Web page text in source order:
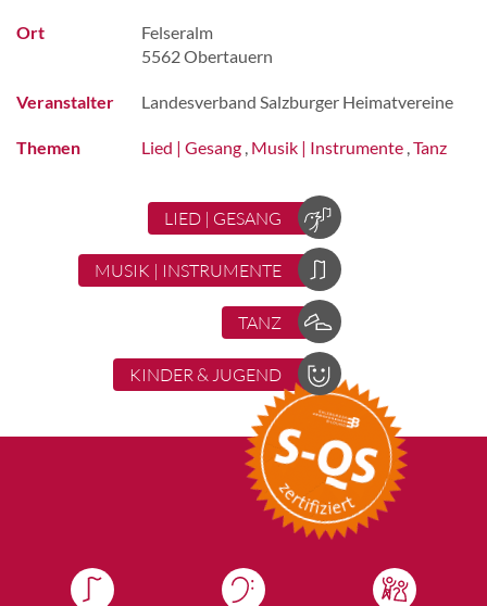
LIED | GESANG
MUSIK | INSTRUMENTE
TANZ
KINDER & JUGEND
Ort
Felseralm
5562 Obertauern
Veranstalter Landesverband Salzburger Heimatvereine
Themen Lied | Gesang Musik | Instrumente Tanz